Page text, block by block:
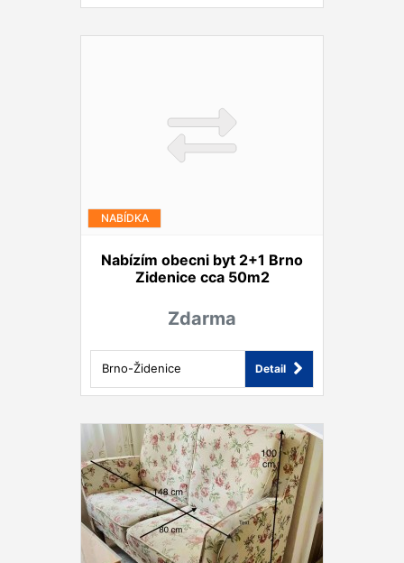
NABÍDKA
Nabízím obecni byt 2+1 Brno
Zidenice cca 50m2
Zdarma
Brno-Židenice Detail